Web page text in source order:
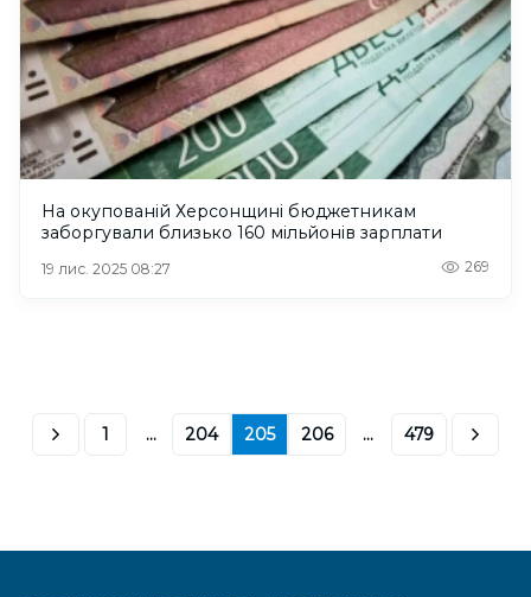
На окупованій Херсонщині бюджетникам
заборгували близько 160 мільйонів зарплати
19 лис. 2025 08:27 269
1 ... 204 205 206 ... 479